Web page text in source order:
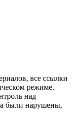
все ссылки
режиме.
над
были нарушены,